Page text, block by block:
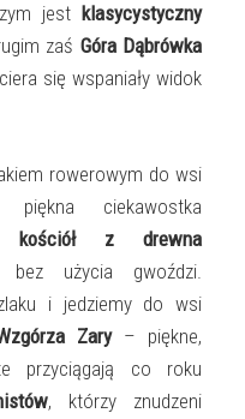
jest klasycystyczny
zaś Góra Dąbrówka
się wspaniały widok
rowerowym do wsi
ciekawostka
kościół z drewna
bez użycia gwoździ.
i jedziemy do wsi
Zary– piękne,
przyciągają co roku
, którzy znudzeni